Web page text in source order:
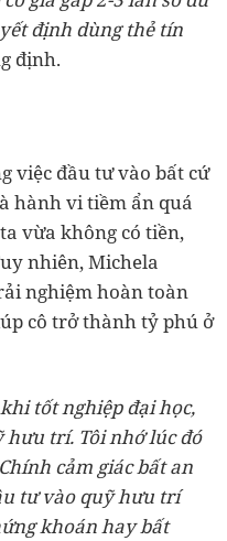
định dùng thẻ tín
định.
việc đầu tư vào bất cứ
hành vi tiềm ẩn quá
vừa không có tiền,
nhiên, Michela
nghiệm hoàn toàn
cô trở thành tỷ phú ở
tốt nghiệp đại học,
hưu trí. Tôi nhớ lúc đó
cảm giác bất an
tư vào quỹ hưu trí
khoán hay bất